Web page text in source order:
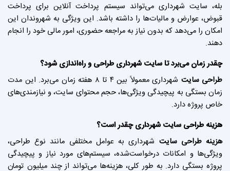
بله، سایت شهرداری می‌تواند سیستم پرداخت آنلاین برای پرداخت
قبوض، عوارض و مالیات‌ها را داشته باشد. این ویژگی به شهروندان این
امکان را می‌دهد که بدون نیاز به مراجعه حضوری، امور مالی خود را انجام
دهند.
چقدر زمان می‌برد تا سایت شهرداری طراحی و راه‌اندازی شود؟
طراحی سایت
شهرداری معمولاً بین ۴ تا ۸ هفته زمان می‌برد. این مدت
زمان بستگی به پیچیدگی ویژگی‌ها، حجم محتوای سایت، و نیازمندی‌های
خاص پروژه دارد.
هزینه طراحی سایت شهرداری چقدر است؟
هزینه طراحی سایت شهرداری به عوامل مختلفی مانند نوع طراحی،
ویژگی‌ها و امکانات درخواست‌شده، سیستم‌های مورد نیاز و پیچیدگی
پروژه بستگی دارد. به طور کلی، هزینه‌ها می‌تواند از چند میلیون تومان